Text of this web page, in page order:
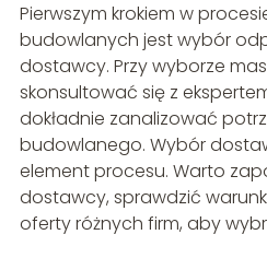
Pierwszym krokiem w
budowlanych jest wybór
dostawcy. Przy wyborze
skonsultować się z
dokładnie zanalizować
budowlanego. Wybór
element procesu. Warto
dostawcy, sprawdzić
oferty różnych firm, aby